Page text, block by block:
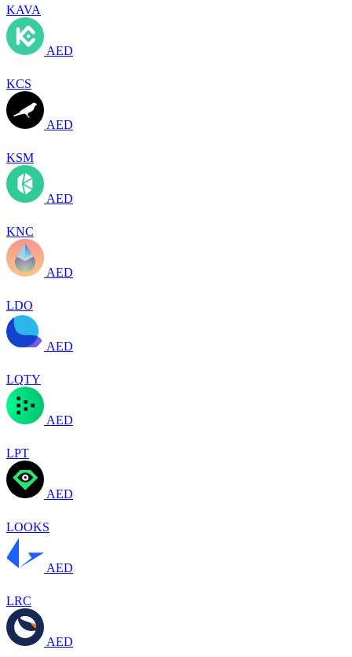
KAVA
AED
KCS
AED
KSM
AED
KNC
AED
LDO
AED
LQTY
AED
LPT
AED
LOOKS
AED
LRC
AED